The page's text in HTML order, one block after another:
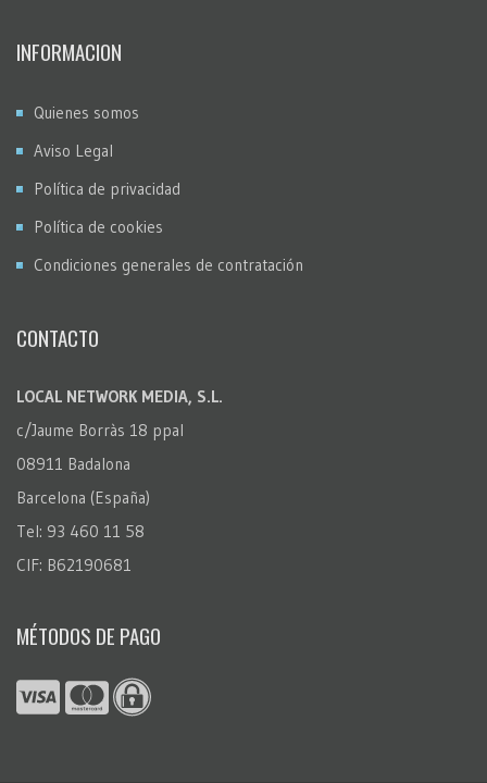
INFORMACION
Quienes somos
Aviso Legal
Política de privacidad
Política de cookies
Condiciones generales de contratación
CONTACTO
LOCAL NETWORK MEDIA, S.L.
c/Jaume Borràs 18 ppal
08911 Badalona
Barcelona (España)
Tel: 93 460 11 58
CIF: B62190681
MÉTODOS DE PAGO